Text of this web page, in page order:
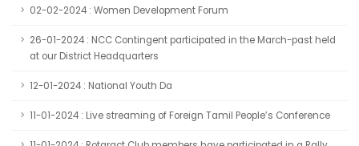
02-02-2024 : Women Development Forum
26-01-2024 : NCC Contingent participated in the March-past held
at our District Headquarters
12-01-2024 : National Youth Da
11-01-2024 : Live streaming of Foreign Tamil People’s Conference